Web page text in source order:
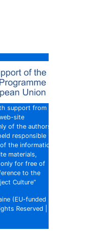
support from
site
of the authors,
responsible
the information
materials,
only for free of
to the
Culture”
(EU-funded
Reserved |